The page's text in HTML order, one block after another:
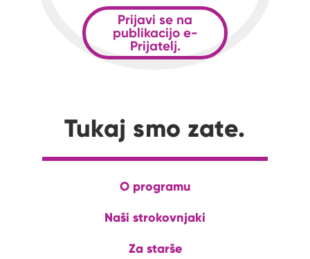
Prijavi se na
publikacijo e-
Prijatelj.
Tukaj smo zate.
O programu
Naši strokovnjaki
Za starše